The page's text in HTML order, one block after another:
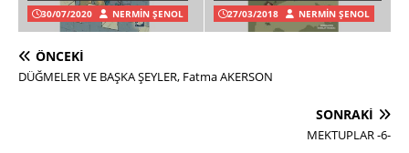
30/07/2020 NERMIN ŞENOL 27/03/2018 NERMIN ŞENOL
ÖNCEKI
DÜĞMELER VE BAŞKA ŞEYLER, Fatma AKERSON
SONRAKI
MEKTUPLAR -6-